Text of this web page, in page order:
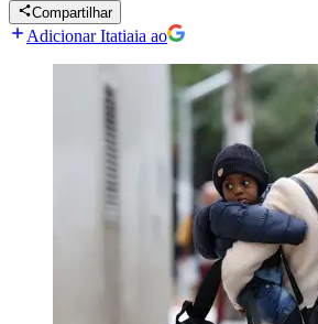
Compartilhar
Adicionar Itatiaia ao